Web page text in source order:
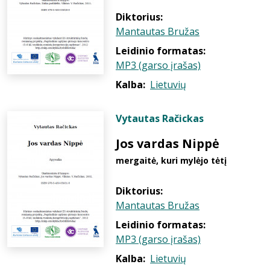
Diktorius:
Mantautas Bružas
Leidinio formatas:
MP3 (garso įrašas)
Kalba: Lietuvių
Vytautas Račickas
Jos vardas Nippė
mergaitė, kuri mylėjo tėtį
Diktorius:
Mantautas Bružas
Leidinio formatas:
MP3 (garso įrašas)
Kalba: Lietuvių